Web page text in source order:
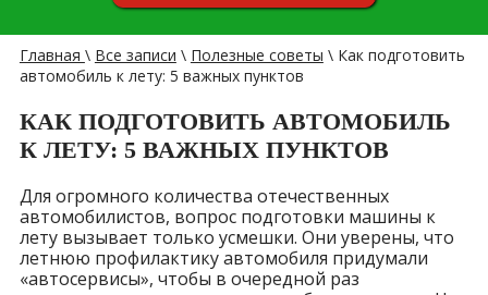
Главная \ Все записи \ Полезные советы \ Как подготовить
автомобиль к лету: 5 важных пунктов
КАК ПОДГОТОВИТЬ АВТОМОБИЛЬ
К ЛЕТУ: 5 ВАЖНЫХ ПУНКТОВ
Для огромного количества отечественных
автомобилистов, вопрос подготовки машины к
лету вызывает только усмешки. Они уверены, что
летнюю профилактику автомобиля придумали
«автосервисы», чтобы в очередной раз